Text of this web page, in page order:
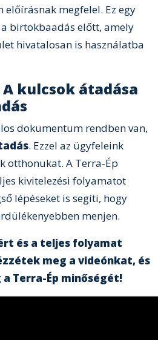
előírásnak megfelel. Ez egy
birtokbaadás előtt, amely
hivatalosan is használatba
kulcsok átadása
dokumentum rendben van,
. Ezzel az ügyfeleink
otthonukat. A Terra-Ép
kivitelezési folyamatot
lépéseket is segíti, hogy
menjen.
és a teljes folyamat
meg a videónkat, és
Terra-Ép minőségét!